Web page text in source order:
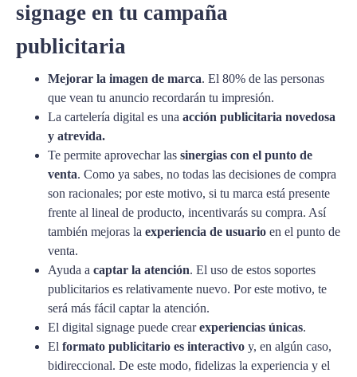
signage en tu campaña
publicitaria
Mejorar la imagen de marca. El 80% de las personas
que vean tu anuncio recordarán tu impresión.
La cartelería digital es una acción publicitaria novedosa
y atrevida.
Te permite aprovechar las sinergias con el punto de
venta. Como ya sabes, no todas las decisiones de compra
son racionales; por este motivo, si tu marca está presente
frente al lineal de producto, incentivarás su compra. Así
también mejoras la experiencia de usuario en el punto de
venta.
Ayuda a captar la atención. El uso de estos soportes
publicitarios es relativamente nuevo. Por este motivo, te
será más fácil captar la atención.
El digital signage puede crearexperiencias únicas.
El formato publicitario es interactivo y, en algún caso,
bidireccional. De este modo, fidelizas la experiencia y el